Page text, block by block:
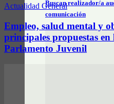
Buscan realizador/a
comunicación
Actualidad General
Empleo, salud mental y
principales propuestas
Parlamento Juvenil